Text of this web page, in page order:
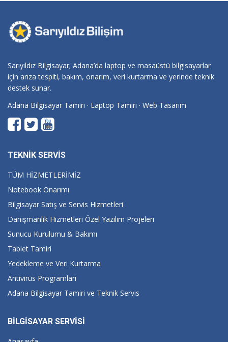
Sarıyıldız Bilgisayar; Adana’da laptop ve masaüstü bilgisayarlar
için arıza tespiti, bakım, onarım, veri kurtarma ve yerinde teknik
destek sunar.
Adana Bilgisayar Tamiri · Laptop Tamiri · Web Tasarım
TEKNİK SERVİS
TÜM HİZMETLERİMİZ
Notebook Onarımı
Bilgisayar Satış ve Servis Hizmetleri
Danışmanlık Hizmetleri Özel Yazılım Projeleri
Sunucu Kurulumu & Bakımı
Tablet Tamiri
Yedekleme ve Veri Kurtarma
Antivirüs Programları
Adana Bilgisayar Tamiri ve Teknik Servis
BİLGİSAYAR SERVİSİ